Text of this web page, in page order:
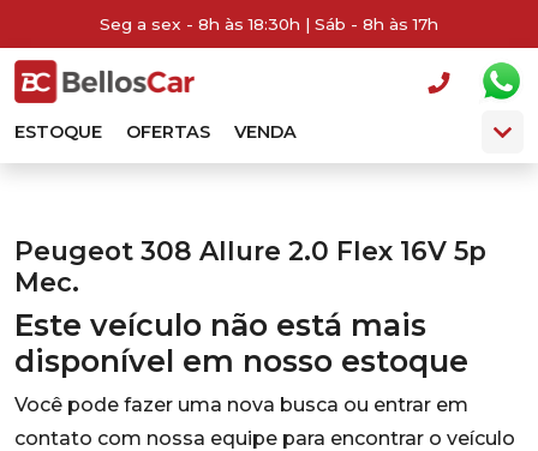
Seg a sex - 8h às 18:30h | Sáb - 8h às 17h
ESTOQUE OFERTAS VENDA
Peugeot 308 Allure 2.0 Flex 16V 5p
Mec.
Este veículo não está mais
disponível em nosso estoque
Você pode fazer uma nova busca ou entrar em
contato com nossa equipe para encontrar o veículo